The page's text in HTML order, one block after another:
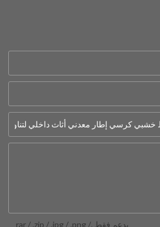
يدعم فقط .rar / .zip / .jpg / .png /